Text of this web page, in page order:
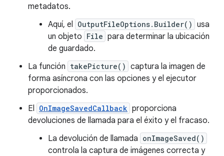
metadatos.
Aquí, el OutputFileOptions.Builder() usa
un objeto File para determinar la ubicación
de guardado.
La función takePicture() captura la imagen de
forma asíncrona con las opciones y el ejecutor
proporcionados.
El OnImageSavedCallback proporciona
devoluciones de llamada para el éxito y el fracaso.
La devolución de llamada onImageSaved()
controla la captura de imágenes correcta y